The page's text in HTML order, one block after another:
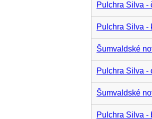
Pulchra Silva -
Pulchra Silva -
Šumvaldské
Pulchra Silva -
Šumvaldské
Pulchra Silva -